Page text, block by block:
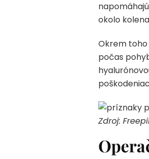
okolo
Okrem toho
počas
Zdroj: